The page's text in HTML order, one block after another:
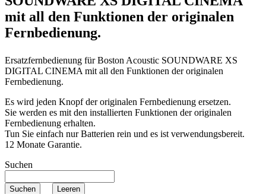
mit all den Funktionen der originalen
Fernbedienung.
Ersatzfernbedienung fürBoston Acoustic SOUNDWARE XS
DIGITAL CINEMA mit all den Funktionen der originalen
Fernbedienung.
Es wird jeden Knopf der originalen Fernbedienung ersetzen.
Sie werden es mit den installierten Funktionen der originalen
Fernbedienung erhalten.
Tun Sie einfach nur Batterien rein und es ist verwendungsbereit.
12 Monate Garantie.
Suchen